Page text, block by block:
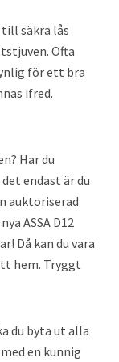
säkra lås
Ofta
för ett bra
ifred.
Har du
endast är du
auktoriserad
ASSA D12
Då kan du vara
hem. Tryggt
du byta ut alla
en kunnig